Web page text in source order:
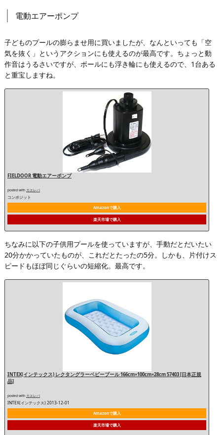
電動エアーポンプ
子どものプールの膨らませ用に買いましたが、なんといっても「空
気を抜く」というアクションにも使えるのが最高です。ちょっと動
作音はうるさいですが、ボールにも浮き輪にも使えるので、1台ある
と重宝しますね。
FIELDOOR 電動エアーポンプ
posted with カエレバ
コンポジット
Amazonで購入
楽天市場で購入
ちなみに以下の子供用プールを使っていますが、手動だとだいたい
20分かかっていたものが、これだとたったの5分。しかも、片付けス
ピードもほぼ同じぐらいの短縮化。最高です。
INTEX(インテックス) レクタングラーベビープール 166cm×100cm×28cm 57403 [日本正規
品]
posted with カエレバ
INTEX(インテックス) 2013-12-01
Amazonで購入
楽天市場で購入